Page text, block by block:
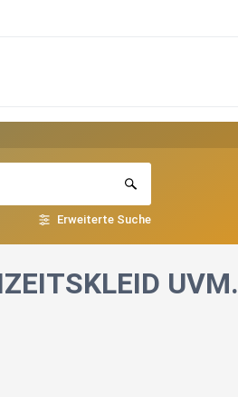
Erweiterte Suche
UVM.